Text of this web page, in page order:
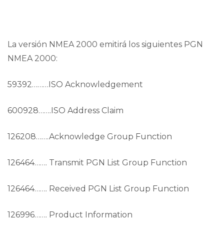
La versión NMEA 2000 emitirá los siguientes PGN
NMEA 2000:
59392………ISO Acknowledgement
600928…….ISO Address Claim
126208…….Acknowledge Group Function
126464……. Transmit PGN List Group Function
126464……. Received PGN List Group Function
126996……. Product Information